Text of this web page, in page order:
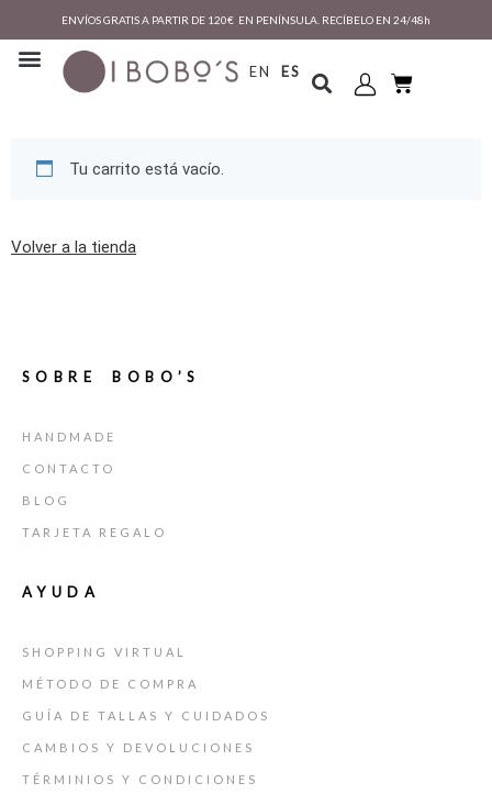
ENVÍOS GRATIS A PARTIR DE 120€ EN PENÍNSULA. RECÍBELO EN 24/48h
EN ES
Tu carrito está vacío.
Volver a la tienda
SOBRE BOBO’S
HANDMADE
CONTACTO
BLOG
TARJETA REGALO
AYUDA
SHOPPING VIRTUAL
MÉTODO DE COMPRA
GUÍA DE TALLAS Y CUIDADOS
CAMBIOS Y DEVOLUCIONES
TÉRMINIOS Y CONDICIONES